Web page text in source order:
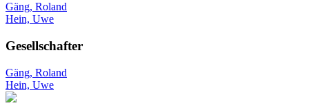
Gäng, Roland
Hein, Uwe
Gesellschafter
Gäng, Roland
Hein, Uwe